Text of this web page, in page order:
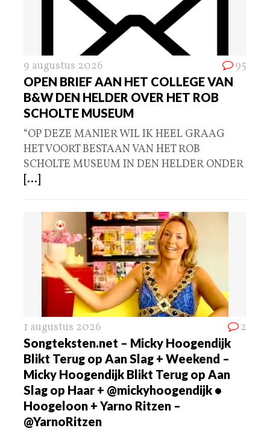
9 augustus 2026 95
OPEN BRIEF AAN HET COLLEGE VAN
B&W DEN HELDER OVER HET ROB
SCHOLTE MUSEUM
“OP DEZE MANIER WIL IK HEEL GRAAG
HET VOORT BESTAAN VAN HET ROB
SCHOLTE MUSEUM IN DEN HELDER ONDER
[...]
1 augustus 2026 2
Songteksten.net – Micky Hoogendijk
Blikt Terug op Aan Slag + Weekend –
Micky Hoogendijk Blikt Terug op Aan
Slag op Haar + @mickyhoogendijk •
Hoogeloon + Yarno Ritzen –
@YarnoRitzen